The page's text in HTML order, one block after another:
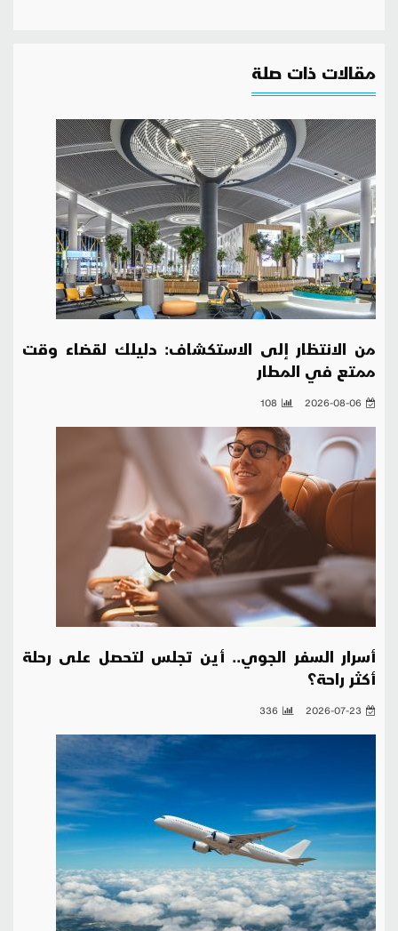
مقالات ذات صلة
من الانتظار إلى الاستكشاف: دليلك لقضاء وقت
ممتع في المطار
2026-08-06
108
أسرار السفر الجوي.. أين تجلس لتحصل على رحلة
أكثر راحة؟
2026-07-23
336